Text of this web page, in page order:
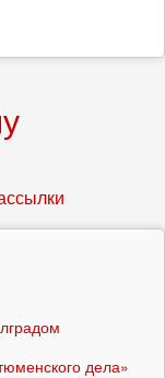
дела»